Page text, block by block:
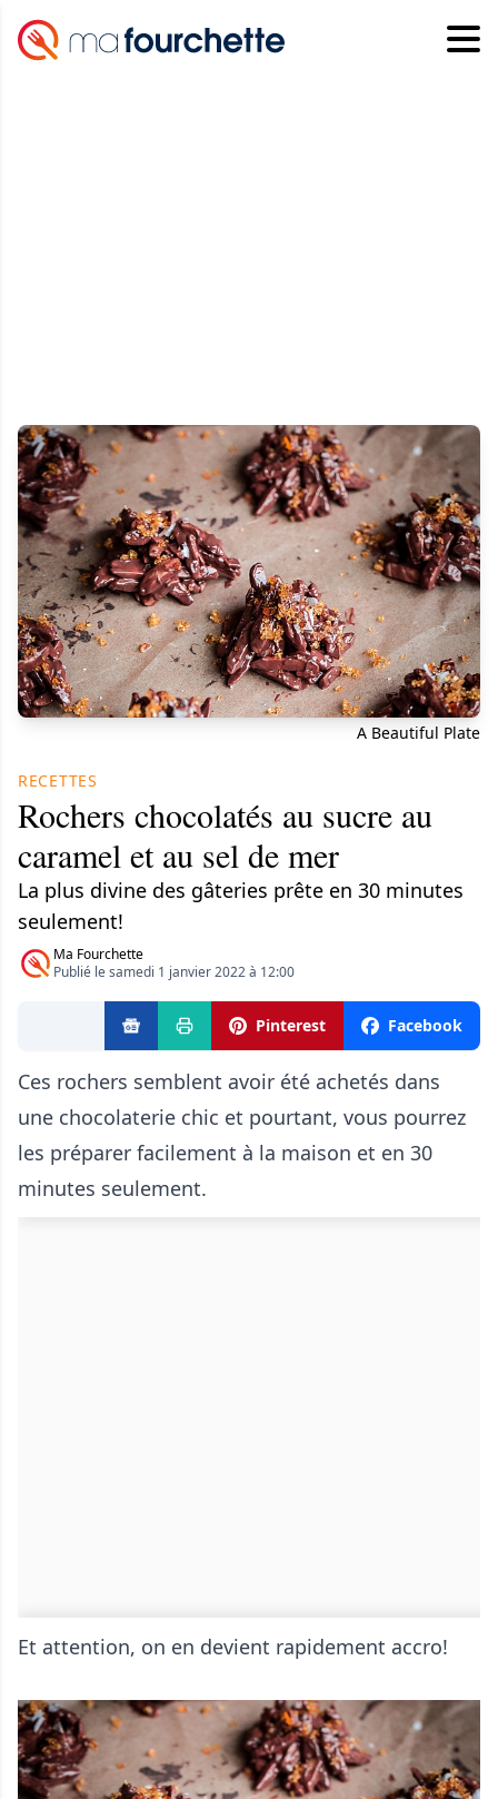
A Beautiful Plate
RECETTES
Rochers chocolatés au sucre au
caramel et au sel de mer
La plus divine des gâteries prête en 30 minutes
seulement!
Ma Fourchette
Publié le samedi 1 janvier 2022 à 12:00
Pinterest Facebook
Ces rochers semblent avoir été achetés dans
une chocolaterie chic et pourtant, vous pourrez
les préparer facilement à la maison et en 30
minutes seulement.
Et attention, on en devient rapidement accro!